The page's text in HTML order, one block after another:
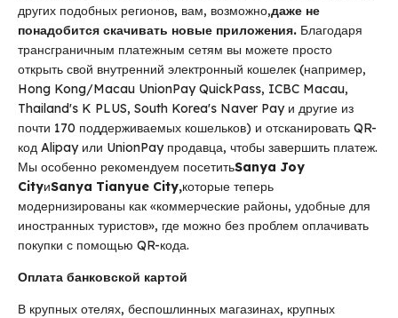
других подобных регионов, вам, возможно,даже не
понадобится скачивать новые приложения. Благодаря
трансграничным платежным сетям вы можете просто
открыть свой внутренний электронный кошелек (например,
Hong Kong/Macau UnionPay QuickPass, ICBC Macau,
Thailand's K PLUS, South Korea's Naver Pay и другие из
почти 170 поддерживаемых кошельков) и отсканировать QR-
код Alipay или UnionPay продавца, чтобы завершить платеж.
Мы особенно рекомендуем посетитьSanya Joy
CityиSanya Tianyue City,которые теперь
модернизированы как «коммерческие районы, удобные для
иностранных туристов», где можно без проблем оплачивать
покупки с помощью QR-кода.
Оплата банковской картой
В крупных отелях, беспошлинных магазинах, крупных